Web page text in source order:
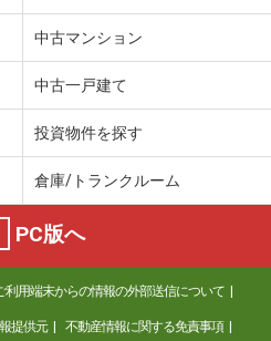
中古マンション
中古一戸建て
投資物件を探す
倉庫/トランクルーム
PC版へ
利用端末からの情報の外部送信について
提供元 不動産情報に関する免責事項